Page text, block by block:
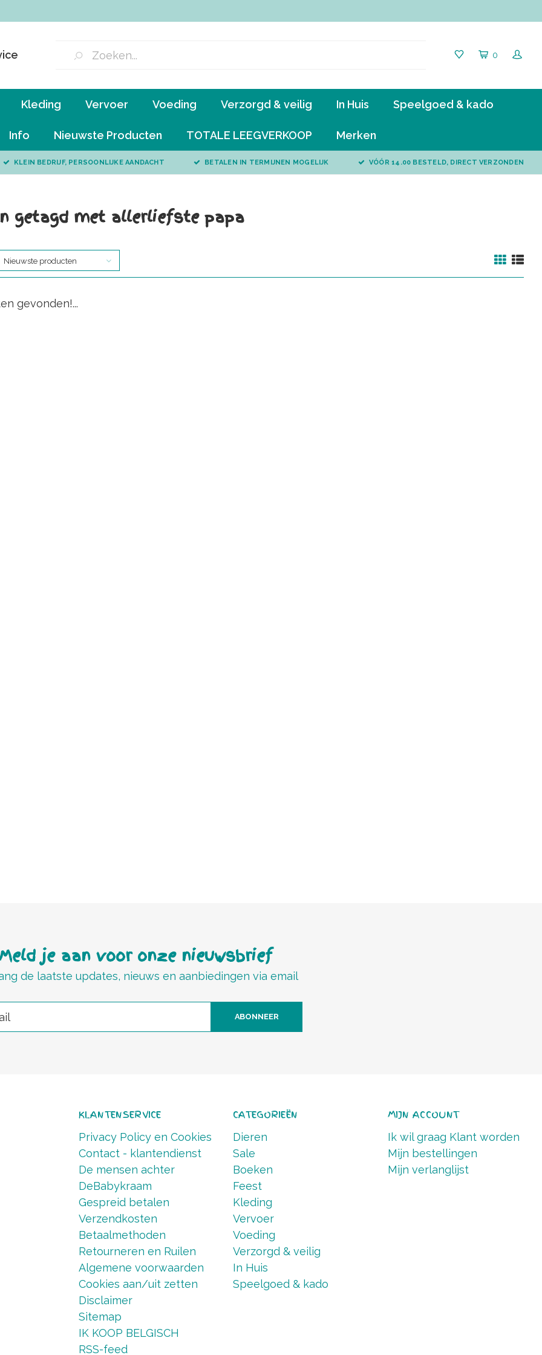
0
Kleding Vervoer Voeding Verzorgd & veilig In Huis Speelgoed & kado
Info Nieuwste Producten TOTALE LEEGVERKOOP Merken
KLEIN BEDRIJF, PERSOONLIJKE AANDACHT BETALEN IN TERMIJNEN MOGELIJK VÓÓR 14.00 BESTELD, DIRECT VERZONDEN
getagd met allerliefste papa
Nieuwste producten
gevonden!...
je aan voor onze nieuwsbrief
de laatste updates, nieuws en aanbiedingen via email
ABONNEER
KLANTENSERVICE
Privacy Policy en Cookies
Contact - klantendienst
De mensen achter
DeBabykraam
Gespreid betalen
Verzendkosten
Betaalmethoden
Retourneren en Ruilen
Algemene voorwaarden
Cookies aan/uit zetten
Disclaimer
Sitemap
IK KOOP BELGISCH
RSS-feed
CATEGORIEËN
Dieren
Sale
Boeken
Feest
Kleding
Vervoer
Voeding
Verzorgd & veilig
In Huis
Speelgoed & kado
MIJN ACCOUNT
Ik wil graag Klant worden
Mijn bestellingen
Mijn verlanglijst